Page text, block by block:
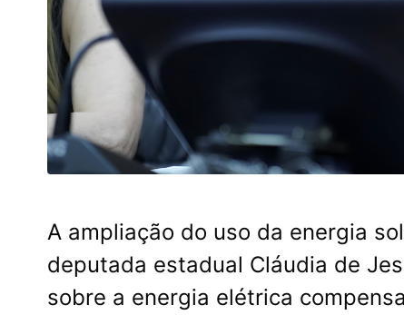
A ampliação do uso da energia
deputada estadual Cláudia de
sobre a energia elétrica